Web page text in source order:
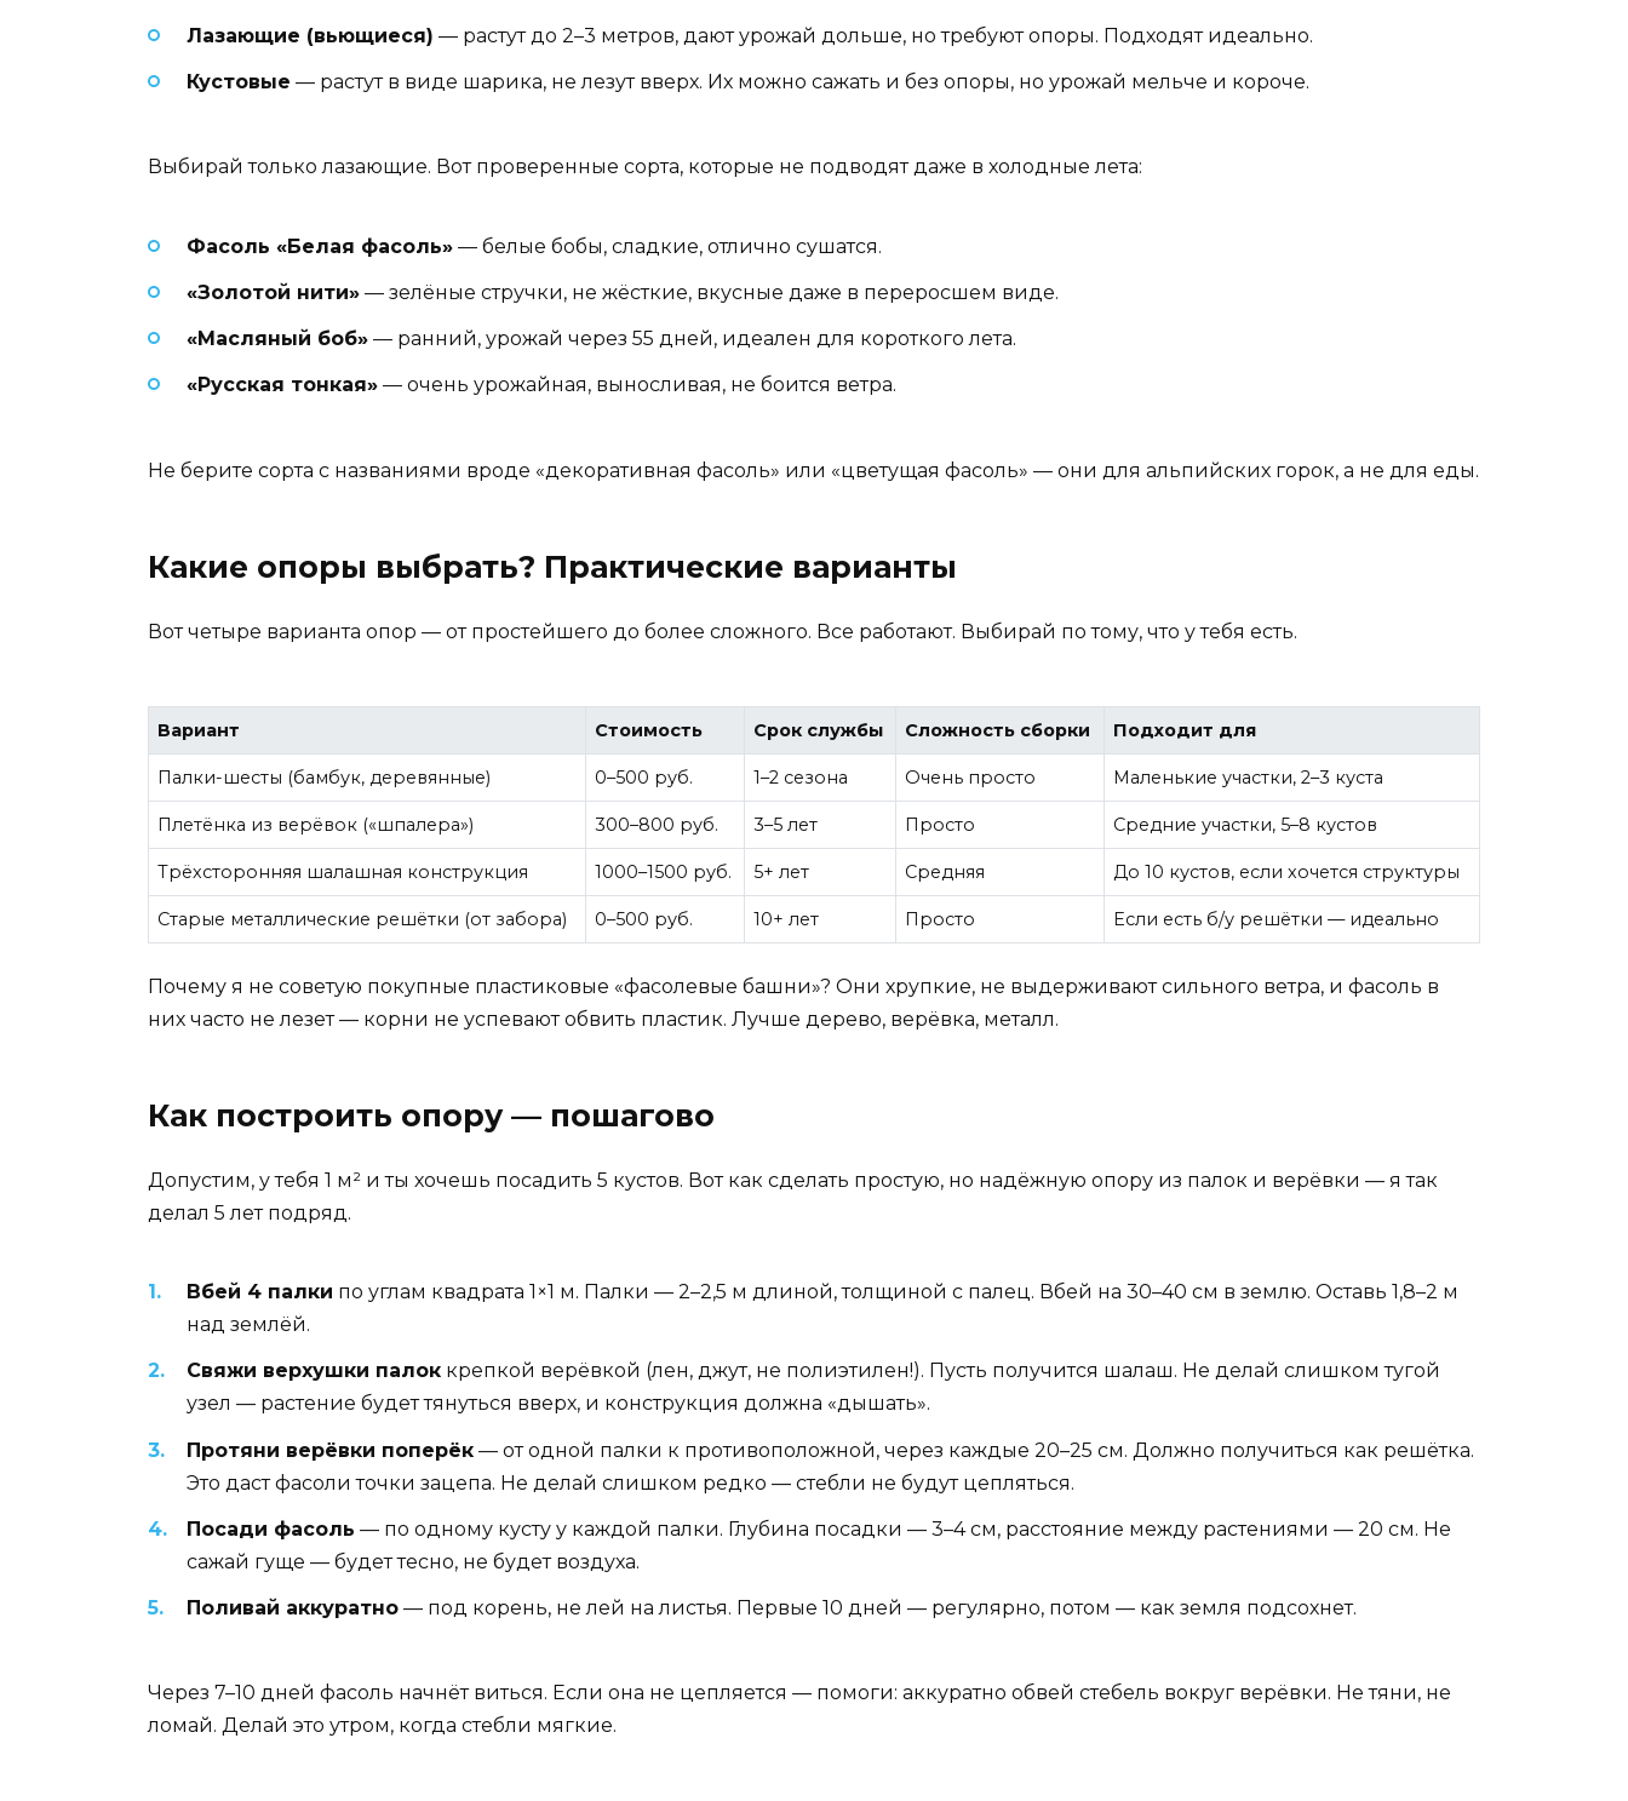
Лазающие (вьющиеся) — растут до 2–3 метров, дают урожай дольше, но требуют опоры. Подходят идеально.
Кустовые — растут в виде шарика, не лезут вверх. Их можно сажать и без опоры, но урожай мельче и короче.
Выбирай только лазающие. Вот проверенные сорта, которые не подводят даже в холодные лета:
Фасоль «Белая фасоль» — белые бобы, сладкие, отлично сушатся.
«Золотой нити» — зелёные стручки, не жёсткие, вкусные даже в переросшем виде.
«Масляный боб» — ранний, урожай через 55 дней, идеален для короткого лета.
«Русская тонкая» — очень урожайная, выносливая, не боится ветра.
Не берите сорта с названиями вроде «декоративная фасоль» или «цветущая фасоль» — они для альпийских горок, а не для еды.
Какие опоры выбрать? Практические варианты
Вот четыре варианта опор — от простейшего до более сложного. Все работают. Выбирай по тому, что у тебя есть.
Вариант Стоимость Срок службы Сложность сборки Подходит для
Палки-шесты (бамбук, деревянные) 0–500 руб. 1–2 сезона Очень просто Маленькие участки, 2–3 куста
Плетёнка из верёвок («шпалера») 300–800 руб. 3–5 лет Просто Средние участки, 5–8 кустов
Трёхсторонняя шалашная конструкция 1000–1500 руб. 5+ лет Средняя До 10 кустов, если хочется структуры
Старые металлические решётки (от забора) 0–500 руб. 10+ лет Просто Если есть б/у решётки — идеально
Почему я не советую покупные пластиковые «фасолевые башни»? Они хрупкие, не выдерживают сильного ветра, и фасоль в
них часто не лезет — корни не успевают обвить пластик. Лучше дерево, верёвка, металл.
Как построить опору — пошагово
Допустим, у тебя 1 м² и ты хочешь посадить 5 кустов. Вот как сделать простую, но надёжную опору из палок и верёвки — я так
делал 5 лет подряд.
Вбей 4 палки по углам квадрата 1×1 м. Палки — 2–2,5 м длиной, толщиной с палец. Вбей на 30–40 см в землю. Оставь 1,8–2 м
над землёй.
Свяжи верхушки палок крепкой верёвкой (лен, джут, не полиэтилен!). Пусть получится шалаш. Не делай слишком тугой
узел — растение будет тянуться вверх, и конструкция должна «дышать».
Протяни верёвки поперёк — от одной палки к противоположной, через каждые 20–25 см. Должно получиться как решётка.
Это даст фасоли точки зацепа. Не делай слишком редко — стебли не будут цепляться.
Посади фасоль — по одному кусту у каждой палки. Глубина посадки — 3–4 см, расстояние между растениями — 20 см. Не
сажай гуще — будет тесно, не будет воздуха.
Поливай аккуратно — под корень, не лей на листья. Первые 10 дней — регулярно, потом — как земля подсохнет.
Через 7–10 дней фасоль начнёт виться. Если она не цепляется — помоги: аккуратно обвей стебель вокруг верёвки. Не тяни, не
ломай. Делай это утром, когда стебли мягкие.